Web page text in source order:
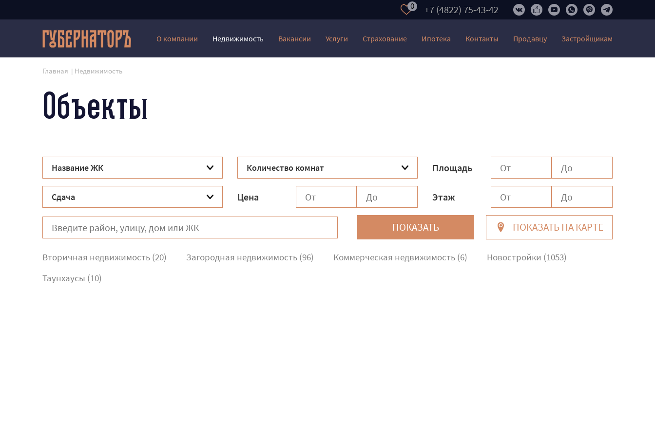
0 +7 (4822) 75-43-42
О компании Недвижимость Вакансии Услуги Страхование Ипотека Контакты Продавцу Застройщикам
Главная Недвижимость
Объекты
Площадь
Цена Этаж
ПОКАЗАТЬ ПОКАЗАТЬ НА КАРТЕ
Вторичная недвижимость (20) Загородная недвижимость (96) Коммерческая недвижимость (6)
Новостройки (1053)
Таунхаусы (10)